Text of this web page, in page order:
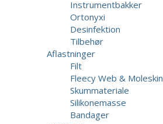
Instrumentbakker
Ortonyxi
Desinfektion
Tilbehør
Aflastninger
Filt
Fleecy Web & Moleskin
Skummateriale
Silikonemasse
Bandager